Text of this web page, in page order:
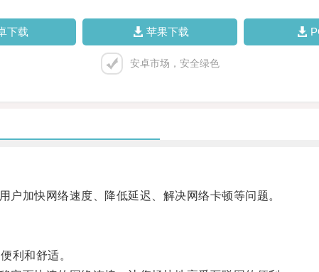
下载 苹果下载
安卓市场，安全绿色
加快网络速度、降低延迟、解决网络卡顿等问题。
利和舒适。